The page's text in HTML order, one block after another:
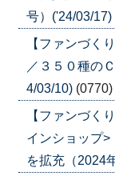
号）('24/03/17)
【ファンづ
／３５０種の
4/03/10) (0770)
【ファンづく
インショップ
を拡充（2024